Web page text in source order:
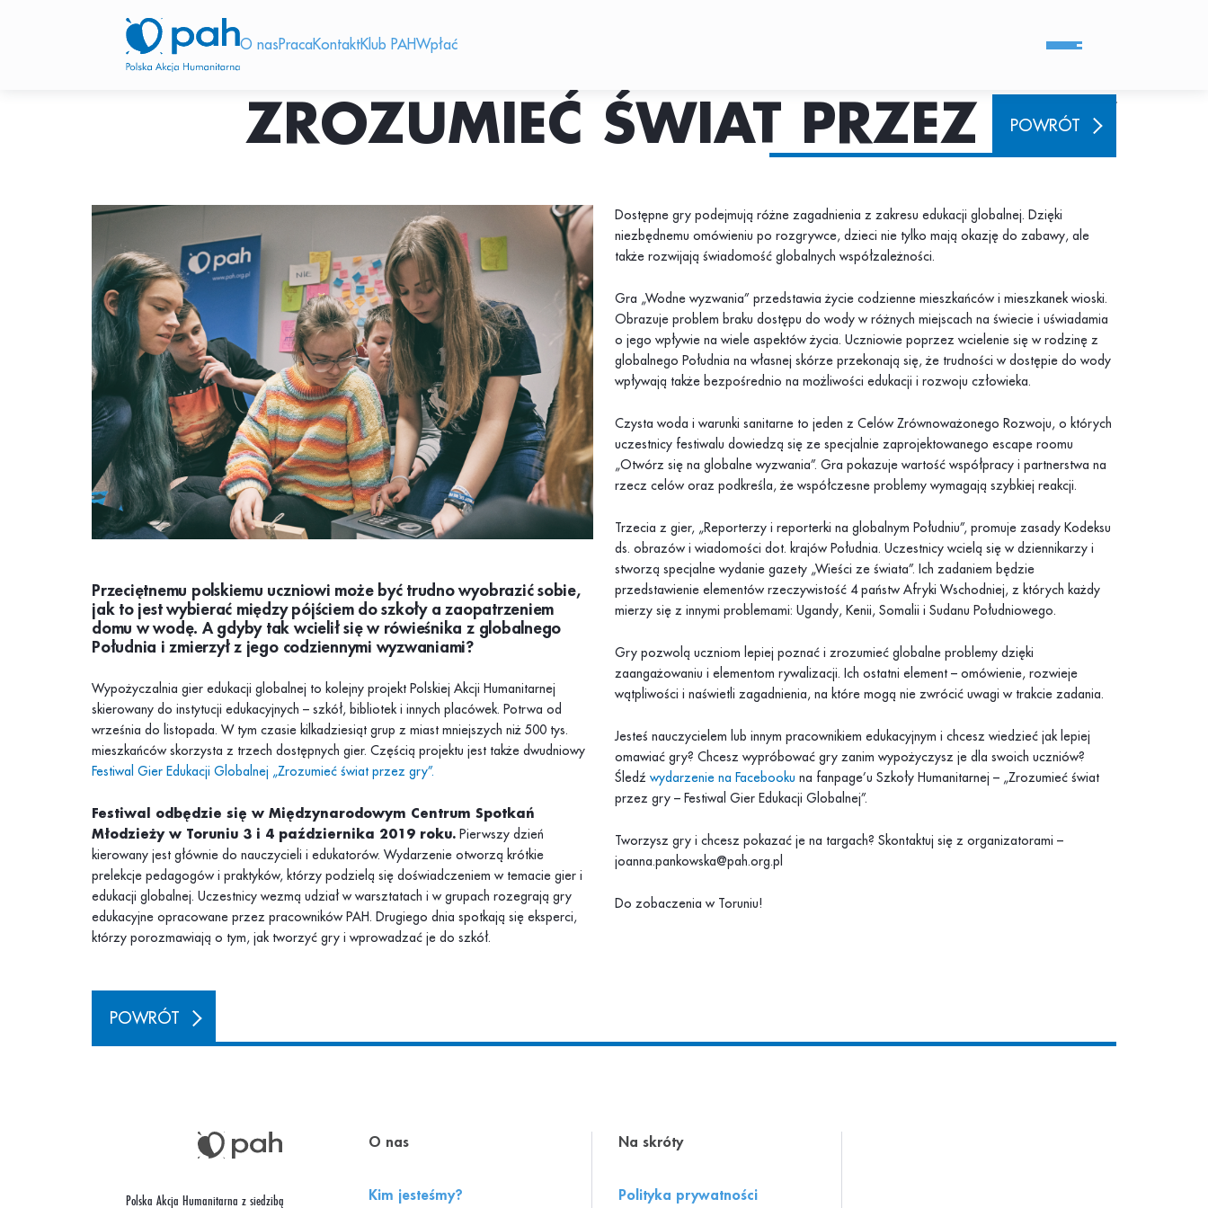
O nasPracaKontaktKlub PAHWpłać
ZROZUMIEĆ ŚWIAT PRZEZ GRY
POWRÓT
Przeciętnemu polskiemu uczniowi może być trudno wyobrazić sobie,
jak to jest wybierać między pójściem do szkoły a zaopatrzeniem
domu w wodę. A gdyby tak wcielił się w rówieśnika z globalnego
Południa i zmierzył z jego codziennymi wyzwaniami?
Wypożyczalnia gier edukacji globalnej to kolejny projekt Polskiej Akcji Humanitarnej
skierowany do instytucji edukacyjnych – szkół, bibliotek i innych placówek. Potrwa od
września do listopada. W tym czasie kilkadziesiąt grup z miast mniejszych niż 500 tys.
mieszkańców skorzysta z trzech dostępnych gier. Częścią projektu jest także dwudniowy
Festiwal Gier Edukacji Globalnej „Zrozumieć świat przez gry”.
Festiwal odbędzie się w Międzynarodowym Centrum Spotkań
Młodzieży w Toruniu 3 i 4 października 2019 roku. Pierwszy dzień
kierowany jest głównie do nauczycieli i edukatorów. Wydarzenie otworzą krótkie
prelekcje pedagogów i praktyków, którzy podzielą się doświadczeniem w temacie gier i
edukacji globalnej. Uczestnicy wezmą udział w warsztatach i w grupach rozegrają gry
edukacyjne opracowane przez pracowników PAH. Drugiego dnia spotkają się eksperci,
którzy porozmawiają o tym, jak tworzyć gry i wprowadzać je do szkół.
Dostępne gry podejmują różne zagadnienia z zakresu edukacji globalnej. Dzięki
niezbędnemu omówieniu po rozgrywce, dzieci nie tylko mają okazję do zabawy, ale
także rozwijają świadomość globalnych współzależności.
Gra „Wodne wyzwania” przedstawia życie codzienne mieszkańców i mieszkanek wioski.
Obrazuje problem braku dostępu do wody w różnych miejscach na świecie i uświadamia
o jego wpływie na wiele aspektów życia. Uczniowie poprzez wcielenie się w rodzinę z
globalnego Południa na własnej skórze przekonają się, że trudności w dostępie do wody
wpływają także bezpośrednio na możliwości edukacji i rozwoju człowieka.
Czysta woda i warunki sanitarne to jeden z Celów Zrównoważonego Rozwoju, o których
uczestnicy festiwalu dowiedzą się ze specjalnie zaprojektowanego escape roomu
„Otwórz się na globalne wyzwania”. Gra pokazuje wartość współpracy i partnerstwa na
rzecz celów oraz podkreśla, że współczesne problemy wymagają szybkiej reakcji.
Trzecia z gier, „Reporterzy i reporterki na globalnym Południu”, promuje zasady Kodeksu
ds. obrazów i wiadomości dot. krajów Południa. Uczestnicy wcielą się w dziennikarzy i
stworzą specjalne wydanie gazety „Wieści ze świata”. Ich zadaniem będzie
przedstawienie elementów rzeczywistość 4 państw Afryki Wschodniej, z których każdy
mierzy się z innymi problemami: Ugandy, Kenii, Somalii i Sudanu Południowego.
Gry pozwolą uczniom lepiej poznać i zrozumieć globalne problemy dzięki
zaangażowaniu i elementom rywalizacji. Ich ostatni element – omówienie, rozwieje
wątpliwości i naświetli zagadnienia, na które mogą nie zwrócić uwagi w trakcie zadania.
Jesteś nauczycielem lub innym pracownikiem edukacyjnym i chcesz wiedzieć jak lepiej
omawiać gry? Chcesz wypróbować gry zanim wypożyczysz je dla swoich uczniów?
Śledź wydarzenie na Facebooku na fanpage’u Szkoły Humanitarnej – „Zrozumieć świat
przez gry – Festiwal Gier Edukacji Globalnej”.
Tworzysz gry i chcesz pokazać je na targach? Skontaktuj się z organizatorami –
joanna.pankowska@pah.org.pl
Do zobaczenia w Toruniu!
POWRÓT
Polska Akcja Humanitarna z siedzibą
O nas
Kim jesteśmy?
Na skróty
Polityka prywatności